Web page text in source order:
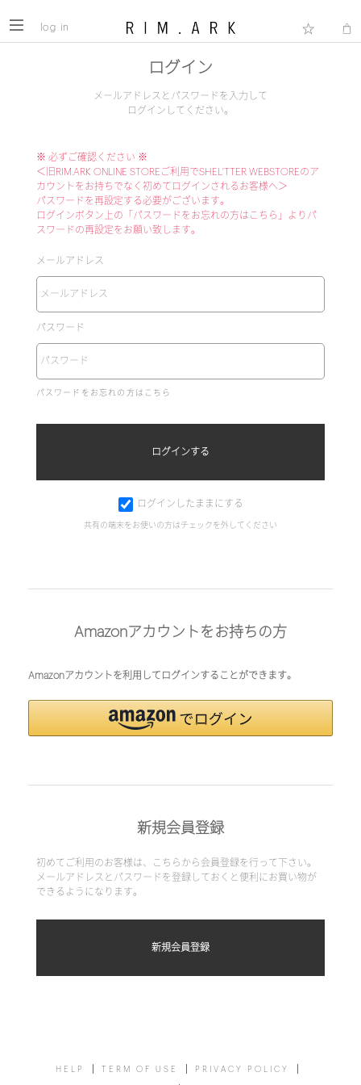
log in
ログイン
メールアドレスとパスワードを入力して
ログインしてください。
※ 必ずご確認ください ※
＜旧RIM.ARK ONLINE STOREご利用でSHEL'TTER WEBSTOREのア
カウントをお持ちでなく初めてログインされるお客様へ＞
パスワードを再設定する必要がございます。
ログインボタン上の「パスワードをお忘れの方はこちら」よりパ
スワードの再設定をお願い致します。
メールアドレス
パスワード
パスワードをお忘れの方はこちら
ログインしたままにする
共有の端末をお使いの方はチェックを外してください
Amazonアカウントをお持ちの方
Amazonアカウントを利用してログインすることができます。
新規会員登録
初めてご利用のお客様は、こちらから会員登録を行って下さい。
メールアドレスとパスワードを登録しておくと便利にお買い物が
できるようになります。
HELP TERM OF USE PRIVACY POLICY